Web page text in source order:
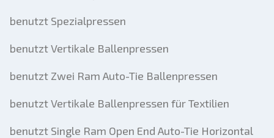
benutzt Spezialpressen
benutzt Vertikale Ballenpressen
benutzt Zwei Ram Auto-Tie Ballenpressen
benutzt Vertikale Ballenpressen für Textilien
benutzt Single Ram Open End Auto-Tie Horizontal